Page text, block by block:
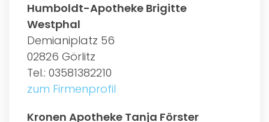
Humboldt-Apotheke Brigitte
Westphal
Demianiplatz 56
02826 Görlitz
Tel.: 03581382210
zum Firmenprofil
Kronen Apotheke Tanja Förster